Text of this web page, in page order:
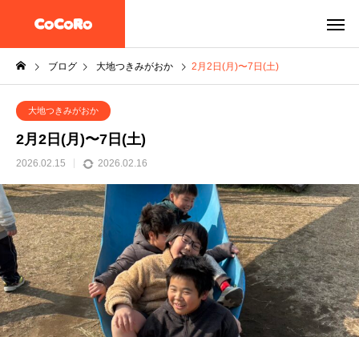
ブログ 大地つきみがおか 2月2日(月)〜7日(土)
大地つきみがおか
2月2日(月)〜7日(土)
2026.02.15 2026.02.16